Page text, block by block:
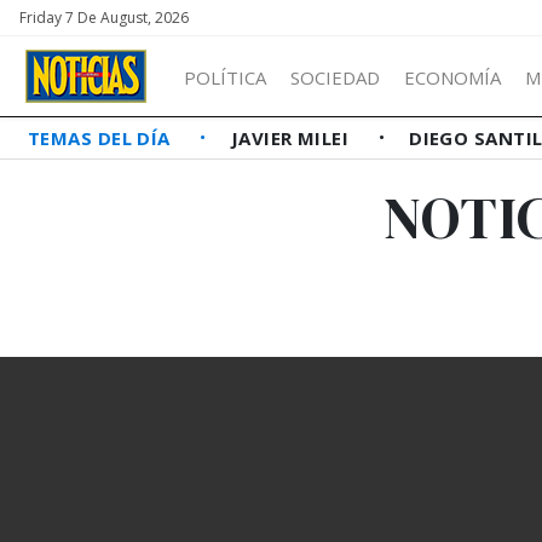
Friday 7 De August, 2026
POLÍTICA SOCIEDAD ECONOMÍA
TEMAS DEL DÍA JAVIER MILEI DIEGO